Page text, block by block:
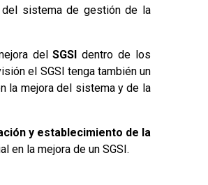
del sistema de gestión de la
delSGSI dentro de los
el SGSI tenga también un
la mejora del sistema y de la
y establecimiento de la
en la mejora de un SGSI.